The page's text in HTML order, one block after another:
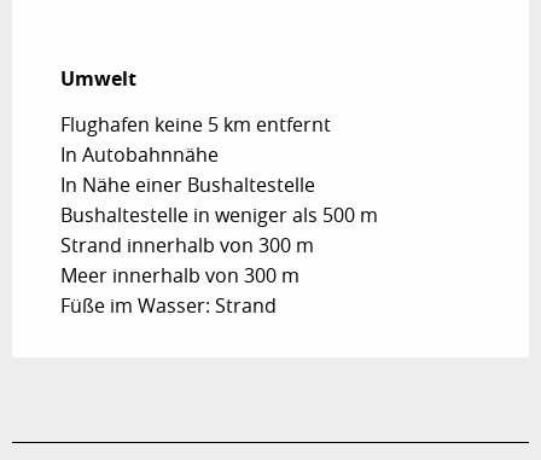
Umwelt
Umwelt
Flughafen keine 5 km entfernt
In Autobahnnähe
In Nähe einer Bushaltestelle
Bushaltestelle in weniger als 500 m
Strand innerhalb von 300 m
Meer innerhalb von 300 m
Füße im Wasser: Strand